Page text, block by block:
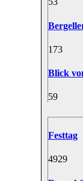
173
Blick
59
Festtag
4929